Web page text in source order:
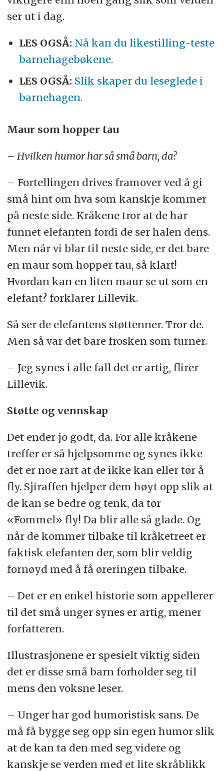
ser ut i dag.
LES OGSÅ: Nå kan du likestilling-teste
barnehagebøkene.
LES OGSÅ: Slik skaper du leseglede i
barnehagen.
Maur som hopper tau
– Hvilken humor har så små barn, da?
– Fortellingen drives framover ved å gi
små hint om hva som kanskje kommer
på neste side. Kråkene tror at de har
funnet elefanten fordi de ser halen dens.
Men når vi blar til neste side, er det bare
en maur som hopper tau, så klart!
Hvordan kan en liten maur se ut som en
elefant? forklarer Lillevik.
Så ser de elefantens støttenner. Tror de.
Men så var det bare frosken som turner.
– Jeg synes i alle fall det er artig, flirer
Lillevik.
Støtte og vennskap
Det ender jo godt, da. For alle kråkene
treffer er så hjelpsomme og synes ikke
det er noe rart at de ikke kan eller tør å
fly. Sjiraffen hjelper dem høyt opp slik at
de kan se bedre og tenk, da tør
«Fommel» fly! Da blir alle så glade. Og
når de kommer tilbake til kråketreet er
faktisk elefanten der, som blir veldig
fornøyd med å få øreringen tilbake.
– Det er en enkel historie som appellerer
til det små unger synes er artig, mener
forfatteren.
Illustrasjonene er spesielt viktig siden
det er disse små barn forholder seg til
mens den voksne leser.
– Unger har god humoristisk sans. De
må få bygge seg opp sin egen humor slik
at de kan ta den med seg videre og
kanskje se verden med et lite skråblikk